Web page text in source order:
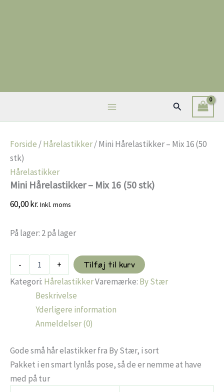
Søg
Forside /Hårelastikker/ Mini Hårelastikker – Mix 16 (50
stk)
Hårelastikker
Mini Hårelastikker – Mix 16 (50 stk)
60,00kr. Inkl. moms
På lager: 2 på lager
-
Hårelastikker
-
+
Tilføj til kurv
Kategori: HårelastikkerVaremærke: By Stær
Beskrivelse
Yderligere information
Anmeldelser (0)
Gode små hår elastikker fra By Stær, i sort
Pakket i en smart lynlås pose, så de er nemme at have
med på tur